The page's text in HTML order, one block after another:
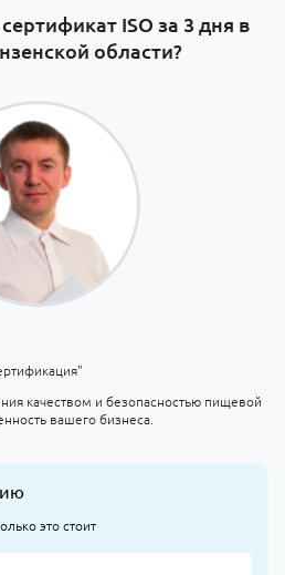
ISO за 3 дня в
области?
качеством и безопасностью пищевой
вашего бизнеса.
это стоит